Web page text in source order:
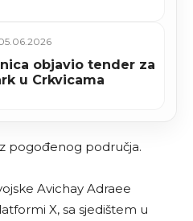
objavio tender za
u Crkvicama
pogođenog područja.
Avichay Adraee
X, sa sjedištem u